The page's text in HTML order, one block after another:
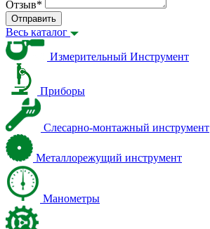
Отзыв*
Отправить
Весь каталог
Измерительный Инструмент
Приборы
Слесарно-монтажный инструмент
Металлорежущий инструмент
Манометры